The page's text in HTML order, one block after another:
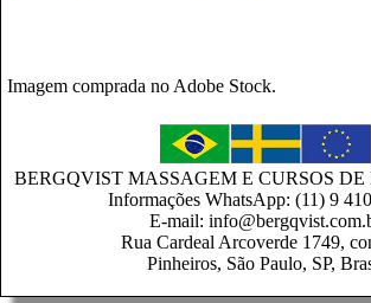
Imagem comprada no Adobe Stock.
BERGQVIST MASSAGEM E CURSOS
Informações WhatsApp: (11) 9
E-mail:
Rua Cardeal Arcoverde 1749,
Pinheiros, São Paulo, SP,